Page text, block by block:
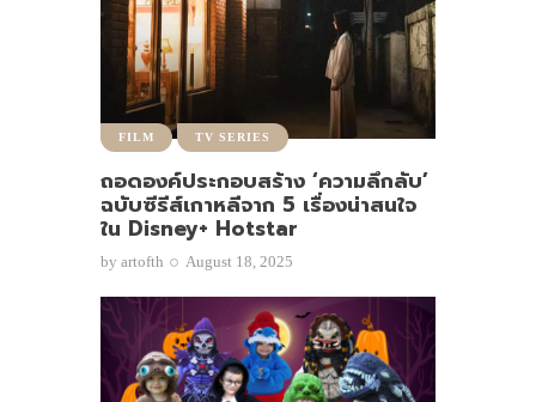
FILM TV SERIES
ถอดองค์ประกอบสร้าง ‘ความลึกลับ’
ฉบับซีรีส์เกาหลีจาก 5 เรื่องน่าสนใจ
ใน Disney+ Hotstar
by artofth August 18, 2025